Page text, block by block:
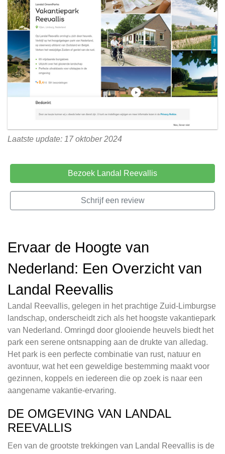
Laatste update: 17 oktober 2024
Bezoek Landal Reevallis
Schrijf een review
Ervaar de Hoogte van
Nederland: Een Overzicht van
Landal Reevallis
Landal Reevallis, gelegen in het prachtige Zuid-Limburgse
landschap, onderscheidt zich als het hoogste vakantiepark
van Nederland. Omringd door glooiende heuvels biedt het
park een serene ontsnapping aan de drukte van alledag.
Het park is een perfecte combinatie van rust, natuur en
avontuur, wat het een geweldige bestemming maakt voor
gezinnen, koppels en iedereen die op zoek is naar een
aangename vakantie-ervaring.
DE OMGEVING VAN LANDAL
REEVALLIS
Een van de grootste trekkingen van Landal Reevallis is de